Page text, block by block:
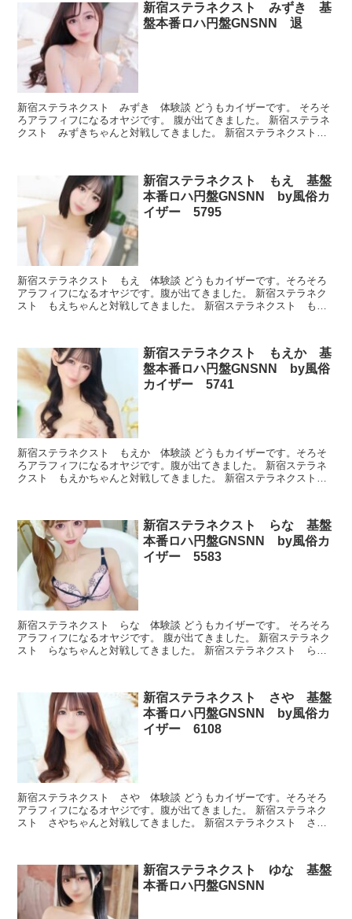
新宿ステラネクスト みずき 基
盤本番ロハ円盤GNSNN 退
新宿ステラネクスト みずき 体験談 どうもカイザーです。 そろそ
ろアラフィフになるオヤジです。 腹が出てきました。 新宿ステラネ
クスト みずきちゃんと対戦してきました。 新宿ステラネクスト
新宿ステラネクスト もえ 基盤
本番ロハ円盤GNSNN by風俗カ
イザー 5795
新宿ステラネクスト もえ 体験談 どうもカイザーです。そろそろ
アラフィフになるオヤジです。腹が出てきました。 新宿ステラネク
スト もえちゃんと対戦してきました。 新宿ステラネクスト も
新宿ステラネクスト もえか 基
盤本番ロハ円盤GNSNN by風俗
カイザー 5741
新宿ステラネクスト もえか 体験談 どうもカイザーです。そろそ
ろアラフィフになるオヤジです。腹が出てきました。 新宿ステラネ
クスト もえかちゃんと対戦してきました。 新宿ステラネクスト
新宿ステラネクスト らな 基盤
本番ロハ円盤GNSNN by風俗カ
イザー 5583
新宿ステラネクスト らな 体験談 どうもカイザーです。 そろそろ
アラフィフになるオヤジです。 腹が出てきました。 新宿ステラネク
スト らなちゃんと対戦してきました。 新宿ステラネクスト ら
新宿ステラネクスト さや 基盤
本番ロハ円盤GNSNN by風俗カ
イザー 6108
新宿ステラネクスト さや 体験談 どうもカイザーです。そろそろ
アラフィフになるオヤジです。腹が出てきました。 新宿ステラネク
スト さやちゃんと対戦してきました。 新宿ステラネクスト さ
新宿ステラネクスト ゆな 基盤
本番ロハ円盤GNSNN